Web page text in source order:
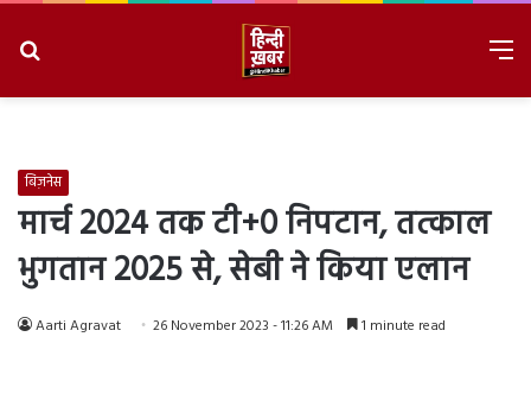
बिज़नेस
मार्च 2024 तक टी+0 निपटान, तत्काल
भुगतान 2025 से, सेबी ने किया एलान
Aarti Agravat 26 November 2023 - 11:26 AM 1 minute read